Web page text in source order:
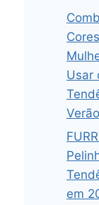
Usar
em